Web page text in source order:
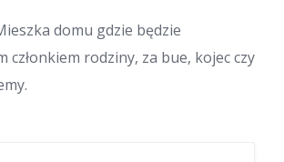
domu gdzie będzie
członkiem rodziny, za bue, kojec czy